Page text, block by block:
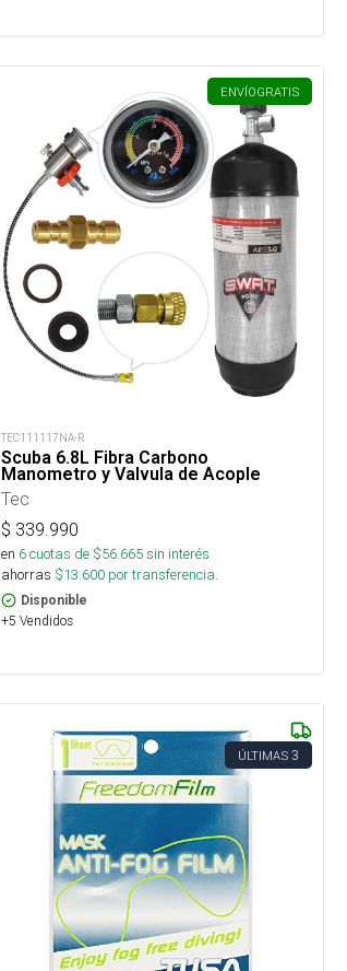
ENVÍOGRATIS
TEC111117NA-R
Scuba 6.8L Fibra Carbono
Manometro y Valvula de Acople
Tec
$ 339.990
en 6cuotas de $56.665sin interés
ahorras $13.600 por transferencia.
Disponible
+5 Vendidos
ÚLTIMAS 3